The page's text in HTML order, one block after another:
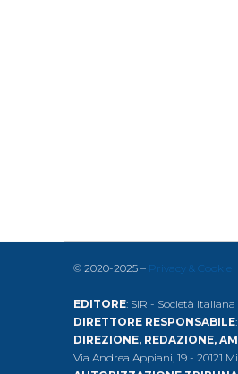
© 2020-2025 – Privacy & Cookie
EDITORE: SIR - Società
DIRETTORE RESPONSABILE
DIREZIONE, REDAZIONE,
Via Andrea Appiani, 19 - 20121